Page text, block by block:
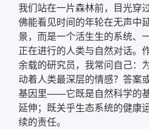
我们站在一片森林前，目光穿
佛能看见时间的年轮在无声中
景，而是一个活生生的系统、
正在进行的人类与自然对话。
余载的研究员，我常问自己：
动着人类最深层的情感？答案
基因里——它既是自然科学的
延伸；既关乎生态系统的健康
续的责任。
确定
复制弹框内